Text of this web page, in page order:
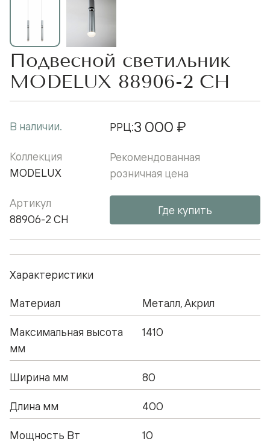
Подвесной cветильник
MODELUX 88906-2 CH
В наличии.
Коллекция
MODELUX
Артикул
88906-2 CH
РРЦ:3 000 ₽
Рекомендованная
розничная цена
Где купить
Характеристики
Материал Металл, Акрил
Максимальная высота
мм
1410
Ширина мм 80
Длина мм 400
Мощность Вт 10